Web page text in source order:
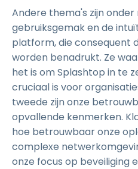
Andere thema's zijn
gebruiksgemak en de
platform, die consequent
worden benadrukt. Ze
het is om Splashtop in te
cruciaal is voor
tweede zijn onze
opvallende kenmerken.
hoe betrouwbaar onze
complexe
onze focus op beveiliging